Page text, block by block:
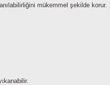
mükemmel şekilde korur.